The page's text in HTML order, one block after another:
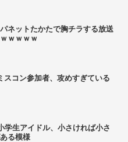
パネットたかたで胸チラする放送
ｗｗｗｗ
スコン参加者、攻めすぎている
学生アイドル、小さければ小さ
る模様